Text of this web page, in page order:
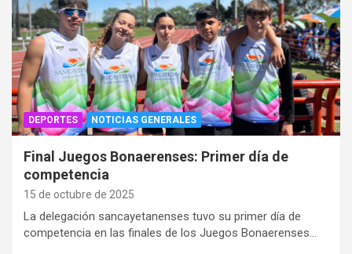
DEPORTES NOTICIAS GENERALES
Final Juegos Bonaerenses: Primer día de
competencia
15 de octubre de 2025
La delegación sancayetanenses tuvo su primer día de
competencia en las finales de los Juegos Bonaerenses…